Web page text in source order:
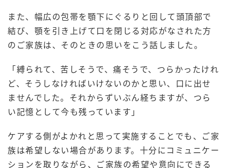
また、幅広の包帯を顎下にぐるりと回して頭頂部で
結び、顎を引き上げて口を閉じる対応がなされた方
のご家族は、そのときの思いをこう話しました。
「縛られて、苦しそうで、痛そうで、つらかったけれ
ど、そうしなければいけないのかと思い、口に出せ
ませんでした。それからずいぶん経ちますが、つら
い記憶として今も残っています」
ケアする側がよかれと思って実施することでも、ご家
族は希望しない場合があります。十分にコミュニケー
ションを取りながら、ご家族の希望や意向にできる